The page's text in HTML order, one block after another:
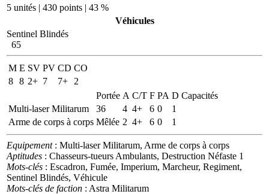
5 unités | 430 points | 43 %
Véhicules
Sentinel Blindés
65
M E SV PV CD CO
8 8 2+ 7 7+
2
Portée A C/T F PA D Capacités
Multi-laser Militarum
36 4 4+ 6 0
1
Arme de corps à corps Mêlée 2 4+ 6 0 1
Equipement: Multi-laser Militarum, Arme de corps à corps
Aptitudes : Chasseurs-tueurs Ambulants, Destruction Néfaste 1
Mots-clés : Escadron, Fumée, Imperium, Marcheur, Regiment,
Sentinel Blindés, Véhicule
Mots-clés de faction : Astra Militarum